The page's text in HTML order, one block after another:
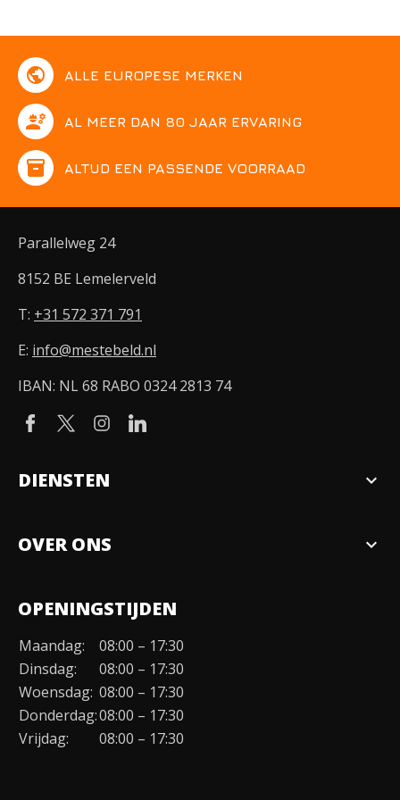
public ALLE EUROPESE MERKEN
engineering AL MEER DAN 80 JAAR ERVARING
inventory ALTIJD EEN PASSENDE VOORRAAD
Parallelweg 24
8152 BE Lemelerveld
T: +31 572 371 791
E: info@mestebeld.nl
IBAN: NL 68 RABO 0324 2813 74
DIENSTEN expand_more
OVER ONS expand_more
Organisatie
Duurzaamheid
Werken bij
Contact
OPENINGSTIJDEN
Maandag:
08:00 – 17:30
Dinsdag:
08:00 – 17:30
Woensdag: 08:00 – 17:30
Donderdag:08:00 – 17:30
Vrijdag:
08:00 – 17:30